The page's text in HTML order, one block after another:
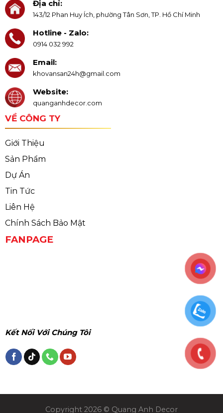
Địa chỉ:
143/12 Phan Huy Ích, phường Tân Sơn, TP. Hồ Chí Minh
Hotline - Zalo:
0914 032 992
Email:
khovansan24h@gmail.com
Website:
quanganhdecor.com
VỀ CÔNG TY
Giới Thiệu
Sản Phẩm
Dự Án
Tin Tức
Liên Hệ
Chính Sách Bảo Mật
FANPAGE
Kết Nối Với Chúng Tôi
Copyright 2026 © Quang Anh Decor